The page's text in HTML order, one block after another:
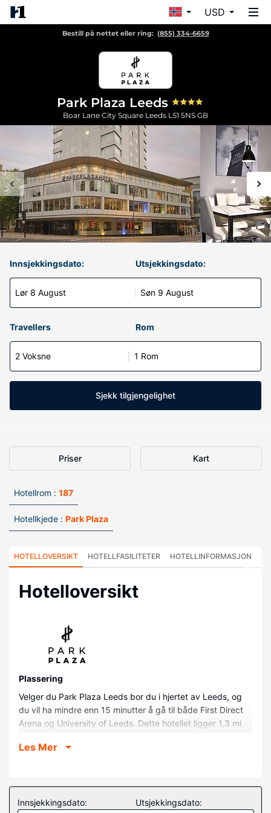
USD
Bestill på nettet eller ring: (855) 334-6659
Park Plaza Leeds
Boar Lane City Square Leeds LS1 5NS GB
Innsjekkingsdato:
Lør 8 August
Utsjekkingsdato:
Søn 9 August
Travellers Rom
2 Voksne 1 Rom
Sjekk tilgjengelighet
Priser Kart
Hotellrom : 187
Hotellkjede : Park Plaza
HOTELLOVERSIKT HOTELLFASILITETER HOTELLINFORMASJON
Hotelloversikt
Plassering
Velger du Park Plaza Leeds bor du i hjertet av Leeds, og
du vil ha mindre enn 15 minutter å gå til både First Direct
Arena og University of Leeds. Dette hotellet ligger 1,3 mi
Canal Wharf.
Overnatt i et av de 187 gjesterommene, som har LCD-TV.
Du kan holde deg oppdatert med inkludert kablet og
Les Mer
Innsjekkingsdato: Utsjekkingsdato: